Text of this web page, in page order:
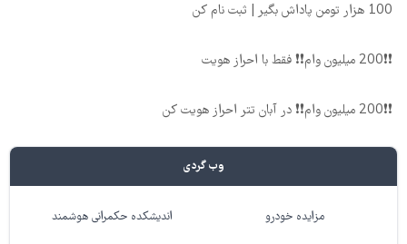
100 هزار تومن پاداش بگیر | ثبت نام کن
❗❗200 میلیون وام❗❗ فقط با احراز هویت
❗❗200 میلیون وام❗❗ در آبان تتر احراز هویت کن
وب گردی
مزایده خودرو اندیشکده حکمرانی هوشمند